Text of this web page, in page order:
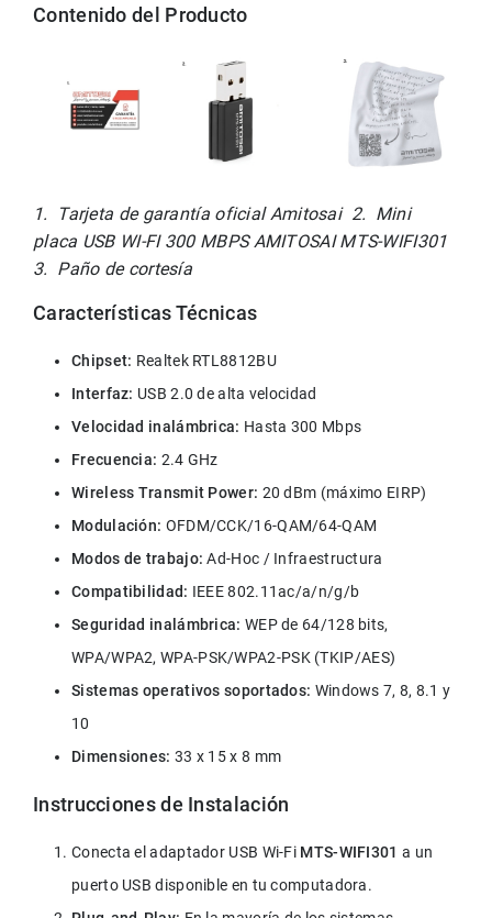
Contenido del Producto
1.  Tarjeta de garantía oficial Amitosai  2.  Mini
placa USB WI-FI 300 MBPS AMITOSAI MTS-WIFI301
3.  Paño de cortesía
Características Técnicas
Chipset: Realtek RTL8812BU
Interfaz: USB 2.0 de alta velocidad
Velocidad inalámbrica: Hasta 300 Mbps
Frecuencia: 2.4 GHz
Wireless Transmit Power: 20 dBm (máximo EIRP)
Modulación: OFDM/CCK/16-QAM/64-QAM
Modos de trabajo: Ad-Hoc / Infraestructura
Compatibilidad: IEEE 802.11ac/a/n/g/b
Seguridad inalámbrica: WEP de 64/128 bits,
WPA/WPA2, WPA-PSK/WPA2-PSK (TKIP/AES)
Sistemas operativos soportados: Windows 7, 8, 8.1 y
10
Dimensiones: 33 x 15 x 8 mm
Instrucciones de Instalación
Conecta el adaptador USB Wi-Fi MTS-WIFI301 a un
puerto USB disponible en tu computadora.